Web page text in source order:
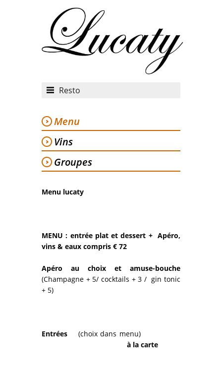
Resto
Menu
Vins
Groupes
Menu lucaty
MENU : entrée plat et dessert + Apéro,
vins & eaux compris € 72
Apéro au choix et amuse-bouche
(Champagne + 5/ cocktails + 3 / gin tonic
+ 5)
Entrées (choix dans menu)
à la carte